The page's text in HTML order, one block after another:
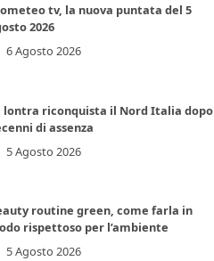
tv, la nuova puntata del 5
2026
6 Agosto 2026
lontra riconquista il Nord Italia dopo
di assenza
5 Agosto 2026
routine green, come farla in
rispettoso per l’ambiente
5 Agosto 2026